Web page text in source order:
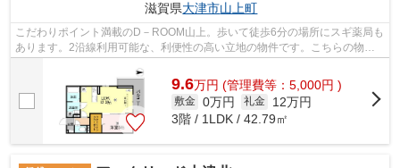
滋賀県大津市山上町
こだわりポイント満載のD－ROOM山上。歩いて徒歩6分の場所にスギ薬局も
あります。2沿線利用可能な、利便性の高い立地の物件です。こちらの物件
9.6万円 (管理費等：5,000円 )
敷金 0万円 礼金
12万円
3階 / 1LDK / 42.79㎡